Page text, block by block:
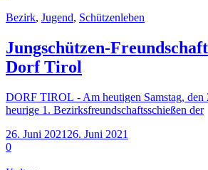
Bezirk, Jugend, Schützenleben
Jungschützen-
Dorf Tirol
DORF TIROL - Am heutigen Samstag, den
heurige 1. Bezirksfreundschaftsschießen der
26. Juni 2021 26. Juni 2021
0